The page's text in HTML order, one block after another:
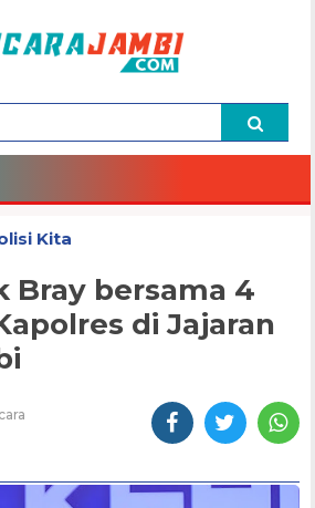
Kita
Bray bersama 4
di Jajaran